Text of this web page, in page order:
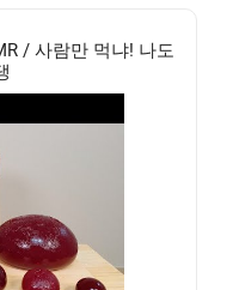
/ 사람만 먹냐! 나도